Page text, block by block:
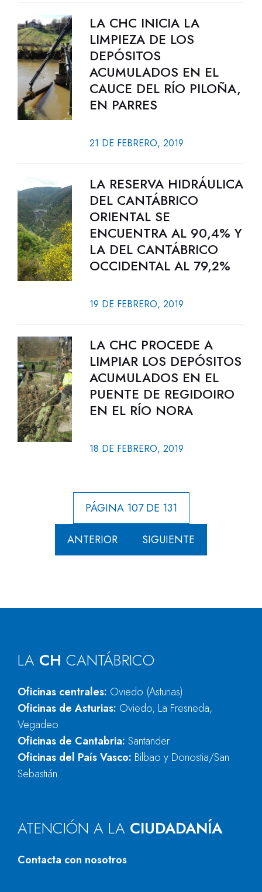
LA CHC INICIA LA
LIMPIEZA DE LOS
DEPÓSITOS
ACUMULADOS EN EL
CAUCE DEL RÍO PILOÑA,
EN PARRES
21 DE FEBRERO, 2019
LA RESERVA HIDRÁULICA
DEL CANTÁBRICO
ORIENTAL SE
ENCUENTRA AL 90,4% Y
LA DEL CANTÁBRICO
OCCIDENTAL AL 79,2%
19 DE FEBRERO, 2019
LA CHC PROCEDE A
LIMPIAR LOS DEPÓSITOS
ACUMULADOS EN EL
PUENTE DE REGIDOIRO
EN EL RÍO NORA
18 DE FEBRERO, 2019
PÁGINA 107 DE 131
ANTERIOR SIGUIENTE
LA CH CANTÁBRICO
Oficinas centrales: Oviedo (Asturias)
Oficinas de Asturias: Oviedo, La Fresneda,
Vegadeo
Oficinas de Cantabria: Santander
Oficinas del País Vasco: Bilbao y Donostia/San
Sebastián
ATENCIÓN A LA CIUDADANÍA
Contacta con nosotros